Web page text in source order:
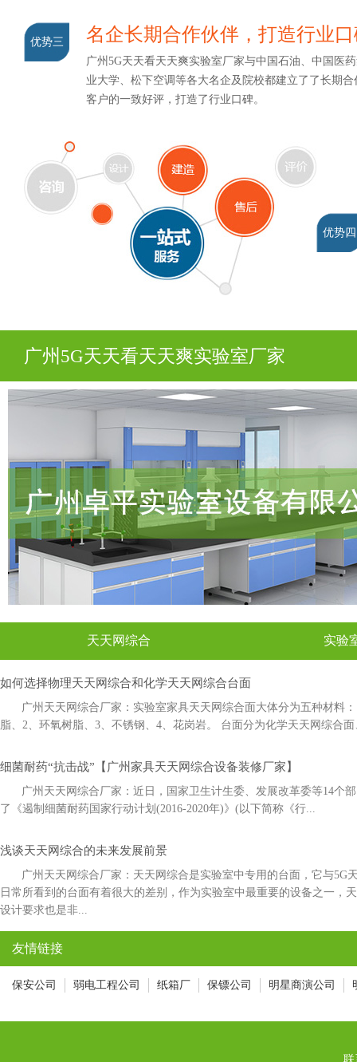
优势三 名企长期合作伙伴，打造行业
广州5G天天看天天爽实验室厂家与中国石油、中国医药
业大学、松下空调等各大名企及院校都建立了了长期合
客户的一致好评，打造了行业口碑。
优势四
广州5G天天看天天爽实验室厂家
天天网综合 实验
如何选择物理天天网综合和化学天天网综合台面
广州天天网综合厂家：实验室家具天天网综合面大体分为五种材料：
脂、2、环氧树脂、3、不锈钢、4、花岗岩。 台面分为化学天天网综合
细菌耐药“抗击战”【广州家具天天网综合设备装修厂家】
广州天天网综合厂家：近日，国家卫生计生委、发展改革委等14
了《遏制细菌耐药国家行动计划(2016-2020年)》(以下简称《行...
浅谈天天网综合的未来发展前景
广州天天网综合厂家：天天网综合是实验室中专用的台面，它与5G
日常所看到的台面有着很大的差别，作为实验室中最重要的设备之一，
设计要求也是非...
友情链接
保安公司 弱电工程公司 纸箱厂 保镖公司 明星商演公司
联